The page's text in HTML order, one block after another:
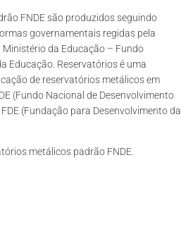
FNDE são produzidos seguindo
governamentais regidas pela
Ministério da Educação – Fundo
Educação. Reservatórios é uma
de reservatórios metálicos em
(Fundo Nacional de Desenvolvimento
(Fundação para Desenvolvimento da
metálicos padrão FNDE.